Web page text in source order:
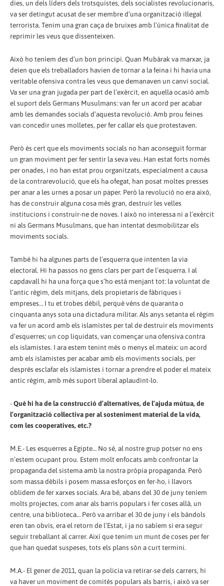
dies, un dels líders dels trotsquistes, dels socialistes revolucionaris,
va ser detingut acusat de ser membre d’una organització il·legal
terrorista. Tenim una gran caça de bruixes amb l’única finalitat de
reprimir les veus que dissenteixen.
Això ho teníem des d’un bon principi. Quan Mubàrak va marxar, ja
deien que els treballadors havien de tornar a la feina i hi havia una
veritable ofensiva contra les veus que demanaven un canvi social.
Va ser una gran jugada per part de l’exèrcit, en aquella ocasió amb
el suport dels Germans Musulmans: van fer un acord per acabar
amb les demandes socials d’aquesta revolució. Amb prou feines
van concedir unes molletes, per fer callar els que protestaven.
Però és cert que els moviments socials no han aconseguit formar
un gran moviment per fer sentir la seva veu. Han estat forts només
per onades, i no han estat prou organitzats, especialment a causa
de la contrarevolució, que els ha ofegat, han posat moltes presses
per anar a les urnes a posar un paper. Però la revolució no era això,
has de construir alguna cosa més gran, destruir les velles
institucions i construir-ne de noves. I això no interessa ni a l’exèrcit
ni als Germans Musulmans, que han intentat desmobilitzar els
moviments socials.
També hi ha algunes parts de l’esquerra que intenten la via
electoral. Hi ha passos no gens clars per part de l’esquerra. I al
capdavall hi ha una força que s’ho està menjant tot: la voluntat de
l’antic règim, dels mitjans, dels propietaris de fàbriques i
empreses… I tu et trobes dèbil, perquè véns de quaranta o
cinquanta anys sota una dictadura militar. Als anys setanta el règim
va fer un acord amb els islamistes per tal de destruir els moviments
d’esquerres; un cop liquidats, van començar una ofensiva contra
els islamistes. I ara estem tenint més o menys el mateix: un acord
amb els islamistes per acabar amb els moviments socials, per
després esclafar els islamistes i tornar a prendre el poder el mateix
antic règim, amb més suport liberal aplaudint-lo.
-Què hi ha de la construcció d’alternatives, de l’ajuda mútua, de
l’organització col·lectiva per al sosteniment material de la vida,
com les cooperatives, etc.?
M.E.- Les esquerres a Egipte… No sé, al nostre grup potser no ens
n’estem ocupant prou. Estem molt enfocats amb confrontar la
propaganda del sistema amb la nostra pròpia propaganda. Però
som massa dèbils i posem massa esforços en fer-ho, i llavors
oblidem de fer xarxes socials. Ara bé, abans del 30 de juny teníem
molts projectes, com anar als barris populars i fer coses allà, un
centre, una biblioteca… Però va arribar el 30 de juny i els bàndols
eren tan obvis, era el retorn de l’Estat, i ja no sabíem si era segur
seguir treballant al carrer. Així que tenim un munt de coses per fer
que han quedat suspeses, tots els plans són a curt termini.
M.A.- El gener de 2011, quan la policia va retirar-se dels carrers, hi
va haver un moviment de comitès populars als barris, i això va ser